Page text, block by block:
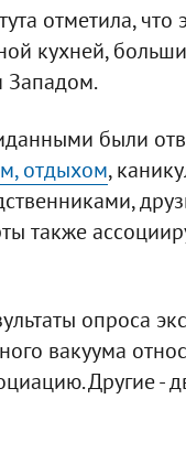
отметила,
кухней,
Западом.
были
отдыхом,
также
опроса
вакуума
Другие -